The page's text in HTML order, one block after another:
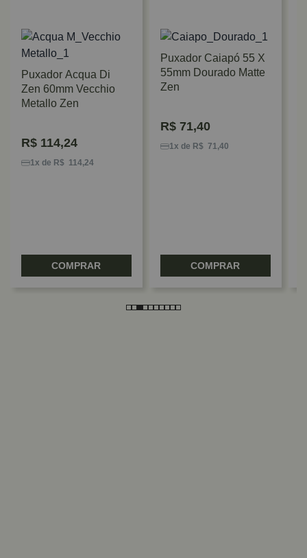
Puxador Acqua Di
Zen 60mm Vecchio
Metallo Zen
R$ 114,24
1x de R$ 114,24
COMPRAR
Puxador Caiapó 55 X
55mm Dourado Matte
Zen
R$ 71,40
1x de R$ 71,40
COMPRAR